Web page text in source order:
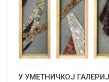
У УМЕТНИЧКОЈ